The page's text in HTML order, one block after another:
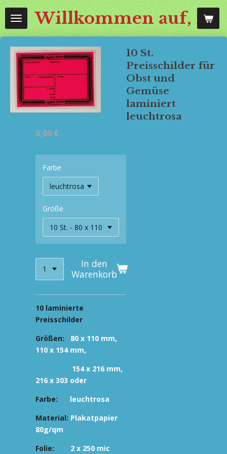
Zum
HauptinhaltWillkommen auf,
10 St.
Preisschilder für
Obst und
Gemüse
laminiert
leuchtrosa
8,00 €
Farbe
Größe
In den
Warenkorb
10 laminierte
Preisschilder
Größen:
80 x 110 mm,
110 x 154 mm,
154 x 216 mm,
216 x 303 oder
Farbe:
leuchtrosa
Material: Plakatpapier
80g/qm
Folie:
2 x 250 mic